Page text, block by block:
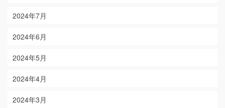
2024年7月
2024年6月
2024年5月
2024年4月
2024年3月